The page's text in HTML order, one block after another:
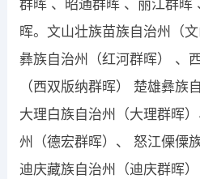
群晖 、昭通群晖 、丽江群晖
晖。文山壮族苗族自治州（
彝族自治州（红河群晖） 、
（西双版纳群晖） 楚雄彝族
大理白族自治州（大理群晖
州（德宏群晖）、 怒江傈僳
迪庆藏族自治州（迪庆群晖）